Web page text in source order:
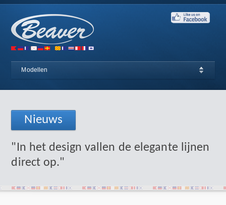
Modellen
Nieuws
"In het design vallen de elegante lijnen
direct op."